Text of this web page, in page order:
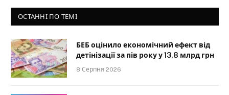
ОСТАННІ ПО ТЕМІ
БЕБ оцінило економічний ефект від
детінізації за пів року у 13,8 млрд грн
8 Серпня 2026